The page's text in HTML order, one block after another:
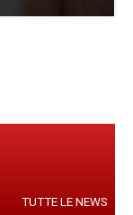
TUTTE LE NEWS